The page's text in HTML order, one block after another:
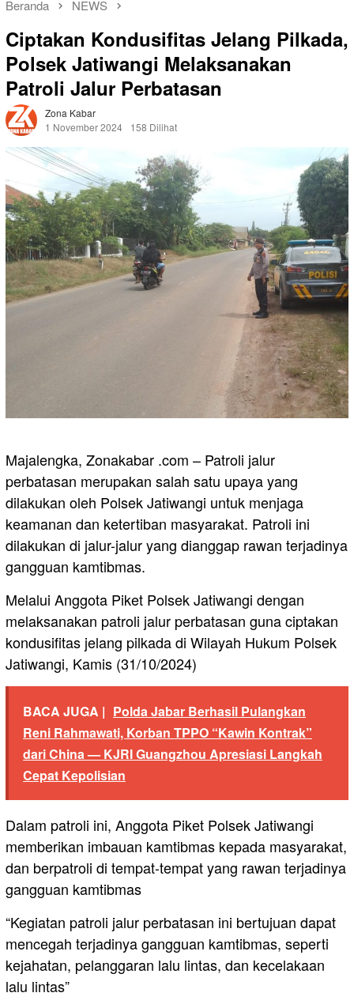
Beranda NEWS
Ciptakan Kondusifitas Jelang Pilkada,
Polsek Jatiwangi Melaksanakan
Patroli Jalur Perbatasan
Zona Kabar
1 November 2024
158 Dilihat
Majalengka, Zonakabar .com – Patroli jalur
perbatasan merupakan salah satu upaya yang
dilakukan oleh Polsek Jatiwangi untuk menjaga
keamanan dan ketertiban masyarakat. Patroli ini
dilakukan di jalur-jalur yang dianggap rawan terjadinya
gangguan kamtibmas.
Melalui Anggota Piket Polsek Jatiwangi dengan
melaksanakan patroli jalur perbatasan guna ciptakan
kondusifitas jelang pilkada di Wilayah Hukum Polsek
Jatiwangi, Kamis (31/10/2024)
BACA JUGA | Polda Jabar Berhasil Pulangkan
Reni Rahmawati, Korban TPPO “Kawin Kontrak”
dari China — KJRI Guangzhou Apresiasi Langkah
Cepat Kepolisian
Dalam patroli ini, Anggota Piket Polsek Jatiwangi
memberikan imbauan kamtibmas kepada masyarakat,
dan berpatroli di tempat-tempat yang rawan terjadinya
gangguan kamtibmas
“Kegiatan patroli jalur perbatasan ini bertujuan dapat
mencegah terjadinya gangguan kamtibmas, seperti
kejahatan, pelanggaran lalu lintas, dan kecelakaan
lalu lintas”